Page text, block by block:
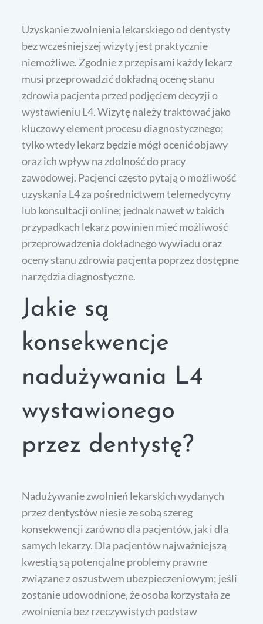
Uzyskanie zwolnienia lekarskiego od dentysty
bez wcześniejszej wizyty jest praktycznie
niemożliwe. Zgodnie z przepisami każdy lekarz
musi przeprowadzić dokładną ocenę stanu
zdrowia pacjenta przed podjęciem decyzji o
wystawieniu L4. Wizytę należy traktować jako
kluczowy element procesu diagnostycznego;
tylko wtedy lekarz będzie mógł ocenić objawy
oraz ich wpływ na zdolność do pracy
zawodowej. Pacjenci często pytają o możliwość
uzyskania L4 za pośrednictwem telemedycyny
lub konsultacji online; jednak nawet w takich
przypadkach lekarz powinien mieć możliwość
przeprowadzenia dokładnego wywiadu oraz
oceny stanu zdrowia pacjenta poprzez dostępne
narzędzia diagnostyczne.
Jakie są
konsekwencje
nadużywania L4
wystawionego
przez dentystę?
Nadużywanie zwolnień lekarskich wydanych
przez dentystów niesie ze sobą szereg
konsekwencji zarówno dla pacjentów, jak i dla
samych lekarzy. Dla pacjentów najważniejszą
kwestią są potencjalne problemy prawne
związane z oszustwem ubezpieczeniowym; jeśli
zostanie udowodnione, że osoba korzystała ze
zwolnienia bez rzeczywistych podstaw